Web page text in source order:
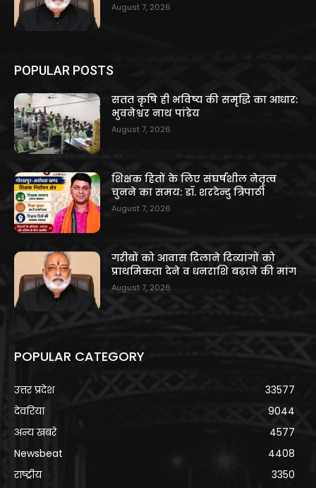
August 7, 2026
POPULAR POSTS
सतत कृषि ही भविष्य की समृद्धि का आधार:
भुवनेश्वर नाथ पांडेय
August 7, 2026
शिक्षक हितों के लिए संघर्षशील नेतृत्व
चुनने का समय: डॉ. शरदेन्दु त्रिपाठी
August 7, 2026
गरीबों को आवास दिलाने दिव्यांगों को
प्राथमिकता देने व धनराशि बढ़ाने की मांग
August 7, 2026
POPULAR CATEGORY
उत्तर प्रदेश
33577
देवरिया
9044
अन्य खबरे
4577
Newsbeat
4408
राष्ट्रीय
3350